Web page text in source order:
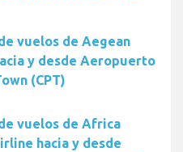
vuelos de Aegean
y desde Aeropuerto
(CPT)
vuelos de Africa
hacia y desde